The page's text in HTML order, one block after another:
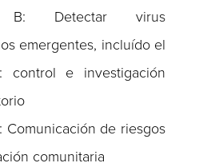
B: Detectar virus
emergentes, incluído el
control e investigación
Comunicación de riesgos
comunitaria